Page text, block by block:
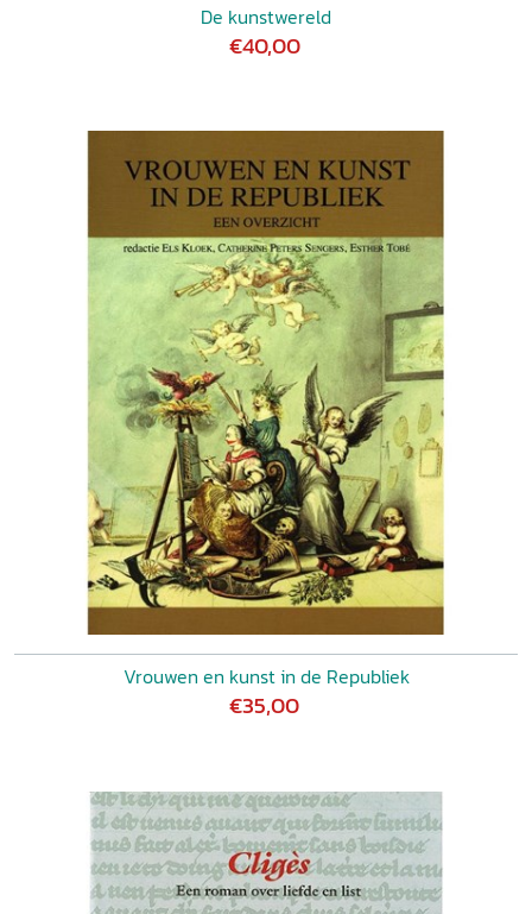
De kunstwereld
€40,00
Vrouwen en kunst in de Republiek
€35,00